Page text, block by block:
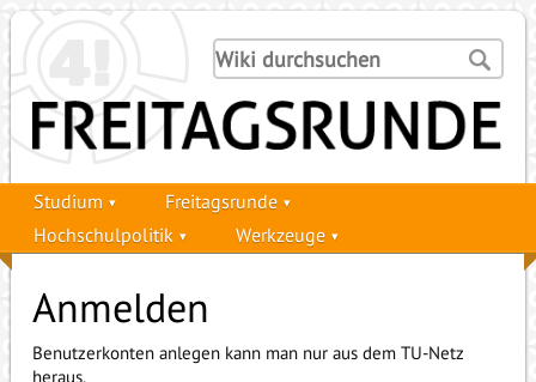
Studium
Freitagsrunde
Hochschulpolitik
Werkzeuge
Anmelden
Benutzerkonten anlegen kann man nur aus dem TU-Netz
heraus.